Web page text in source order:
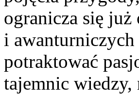
ogranicza się
i
potraktować
tajemnic wiedzy,